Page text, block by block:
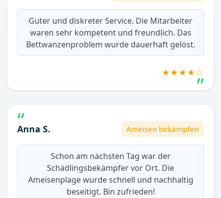
Guter und diskreter Service. Die Mitarbeiter
waren sehr kompetent und freundlich. Das
Bettwanzenproblem wurde dauerhaft gelöst.
★★★★☆
Anna S. Ameisen bekämpfen
Schon am nächsten Tag war der
Schädlingsbekämpfer vor Ort. Die
Ameisenplage wurde schnell und nachhaltig
beseitigt. Bin zufrieden!